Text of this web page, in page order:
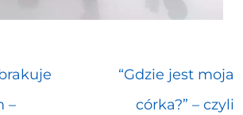
–
“Gdzie jest moja
córka?” – czyli